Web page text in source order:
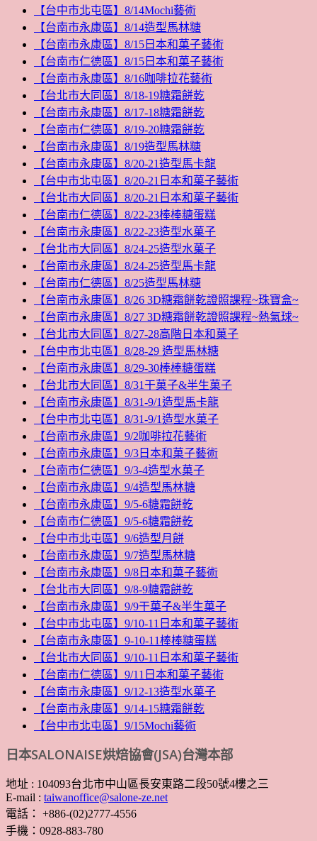
【台中市北屯區】8/14Mochi藝術
【台南市永康區】8/14造型馬林糖
【台南市永康區】8/15日本和菓子藝術
【台南市仁德區】8/15日本和菓子藝術
【台南市永康區】8/16咖啡拉花藝術
【台北市大同區】8/18-19糖霜餅乾
【台南市永康區】8/17-18糖霜餅乾
【台南市仁德區】8/19-20糖霜餅乾
【台南市永康區】8/19造型馬林糖
【台南市永康區】8/20-21造型馬卡龍
【台中市北屯區】8/20-21日本和菓子藝術
【台北市大同區】8/20-21日本和菓子藝術
【台南市仁德區】8/22-23棒棒糖蛋糕
【台南市永康區】8/22-23造型水菓子
【台北市大同區】8/24-25造型水菓子
【台南市永康區】8/24-25造型馬卡龍
【台南市仁德區】8/25造型馬林糖
【台南市永康區】8/26 3D糖霜餅乾證照課程~珠寶盒~
【台南市永康區】8/27 3D糖霜餅乾證照課程~熱氣球~
【台北市大同區】8/27-28高階日本和菓子
【台中市北屯區】8/28-29 造型馬林糖
【台南市永康區】8/29-30棒棒糖蛋糕
【台北市大同區】8/31干菓子&半生菓子
【台南市永康區】8/31-9/1造型馬卡龍
【台中市北屯區】8/31-9/1造型水菓子
【台南市永康區】9/2咖啡拉花藝術
【台南市永康區】9/3日本和菓子藝術
【台南市仁德區】9/3-4造型水菓子
【台南市永康區】9/4造型馬林糖
【台南市永康區】9/5-6糖霜餅乾
【台南市仁德區】9/5-6糖霜餅乾
【台中市北屯區】9/6造型月餅
【台南市永康區】9/7造型馬林糖
【台南市永康區】9/8日本和菓子藝術
【台北市大同區】9/8-9糖霜餅乾
【台南市永康區】9/9干菓子&半生菓子
【台中市北屯區】9/10-11日本和菓子藝術
【台南市永康區】9-10-11棒棒糖蛋糕
【台北市大同區】9/10-11日本和菓子藝術
【台南市仁德區】9/11日本和菓子藝術
【台南市永康區】9/12-13造型水菓子
【台南市永康區】9/14-15糖霜餅乾
【台中市北屯區】9/15Mochi藝術
日本SALONAISE烘焙協會(JSA)台灣本部
地址 : 104093台北市中山區長安東路二段50號4樓之三
E-mail : taiwanoffice@salone-ze.net
電話： +886-(02)2777-4556
手機：0928-883-780